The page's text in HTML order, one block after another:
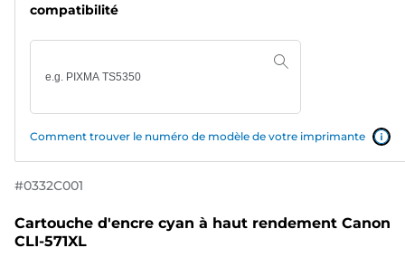
compatibilité
Comment trouver le numéro de modèle de votre imprimante
#0332C001
Cartouche d'encre cyan à haut rendement Canon
CLI-571XL